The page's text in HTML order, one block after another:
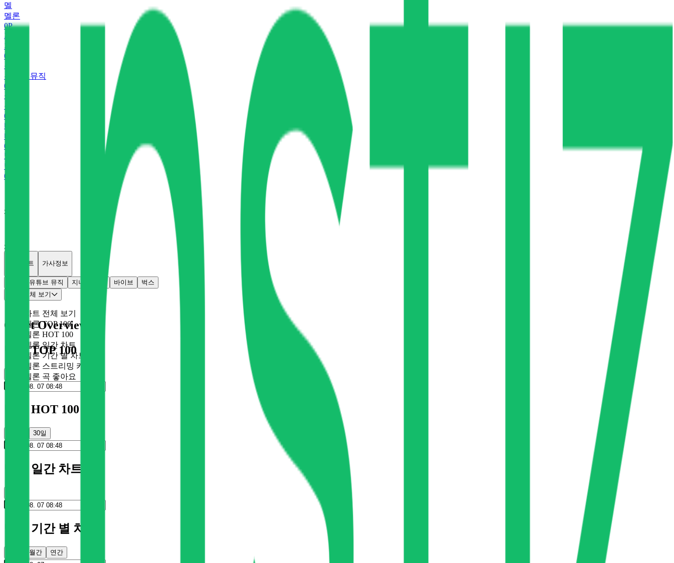
멜
멜론
0P
지
지니
0
유
유튜브 뮤직
0
플
플로
0
바
바이브
0
벅
벅스
0
x
x
개별차트 가사정보
유튜브 뮤직 지니 바이브
벅스
차트 전체 보기
차트 전체 보기
멜론 TOP 100
멜론 HOT 100
멜론 일간 차트
멜론 기간 별 차트
멜론 스트리밍 카드
멜론 곡 좋아요
Chart Overview
멜론 TOP 100
멜론 HOT 100
30일
멜론 일간 차트
멜론 기간 별 차트
월간 연간